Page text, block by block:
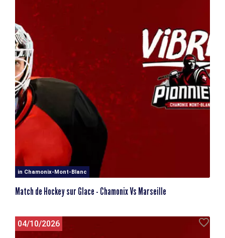
in Chamonix-Mont-Blanc
Match de Hockey sur Glace - Chamonix Vs Marseille
04/10/2026